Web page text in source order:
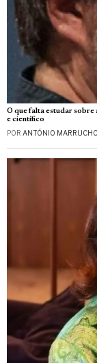
O que falta estudar sobre
e científico
POR ANTÓNIO MARRUCHO